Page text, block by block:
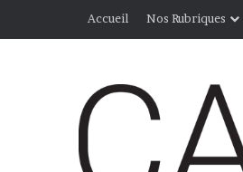
Accueil Nos Rubriques